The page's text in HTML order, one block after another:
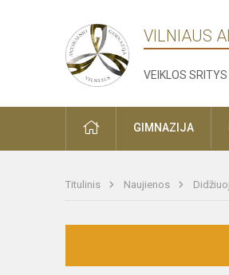
VILNIAUS
VEIKLOS SRITYS
PRADŽIAGIMNAZIJA
Titulinis Naujienos